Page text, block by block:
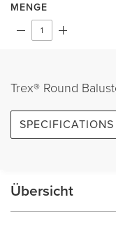
MENGE
Trex® Round
SPECIFICATIONS
Übersicht